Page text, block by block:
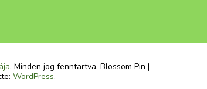
. Minden jog fenntartva. Blossom Pin |
WordPress.